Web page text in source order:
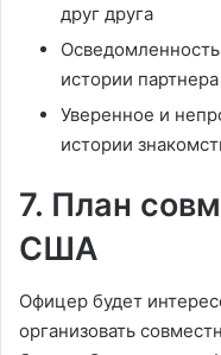
друг друга
истории партнера
Уверенное и
истории
7. План
США
Офицер будет
организовать